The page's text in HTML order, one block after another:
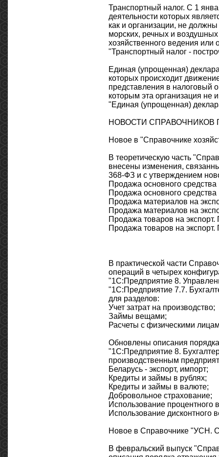
Транспортный налог. С 1
деятельности которых
как и организации, не
морских, речных и
хозяйственного ведения или
"Транспортный налог -
Единая (упрощенная)
которых происходит
представления в налоговый
которым эта организация не
"Единая (упрощенная)
НОВОСТИ СПРАВОЧНИКОВ
Новое в "Справочнике
В теоретическую часть
внесены изменения,
368-ФЗ и с утверждением
Продажа основного средства
Продажа основного средства
Продажа материалов на
Продажа материалов на
Продажа товаров на экспорт.
Продажа товаров на экспорт.
В практической части
операций в четырех
"1С:Предприятие 8.
"1С:Предприятие 7.7.
для разделов:
Учет затрат на производство;
Займы вещами;
Расчеты с физическими
Обновлены описания
"1С:Предприятие 8.
производственным
Беларусь - экспорт, импорт;
Кредиты и займы в рублях;
Кредиты и займы в валюте;
Добровольное страхование;
Использование процентного
Использование дисконтного
Новое в Справочнике "УСН.
В февральский выпуск